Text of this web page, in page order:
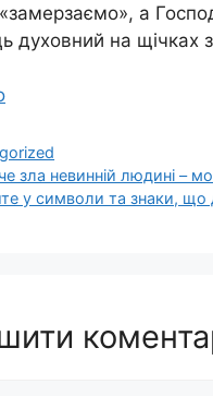
а
духовний на щічках
зла невинній людині –
у символи та знаки, що